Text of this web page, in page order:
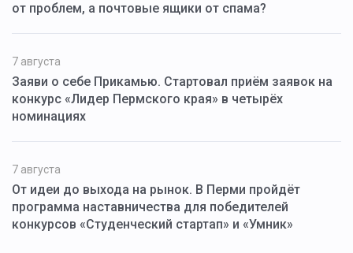
от проблем, а почтовые ящики от спама?
7 августа
Заяви о себе Прикамью. Стартовал приём заявок на
конкурс «Лидер Пермского края» в четырёх
номинациях
7 августа
От идеи до выхода на рынок. В Перми пройдёт
программа наставничества для победителей
конкурсов «Студенческий стартап» и «Умник»